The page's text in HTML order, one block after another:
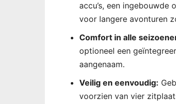
accu’s, een
voor langere avonturen
Comfort in alle
optioneel een
aangenaam.
Veilig en eenvoudig:
voorzien van vier